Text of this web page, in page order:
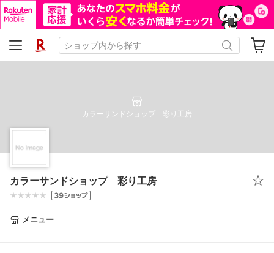
カラーサンドショップ 彩り工房
カラーサンドショップ 彩り工房
メニュー